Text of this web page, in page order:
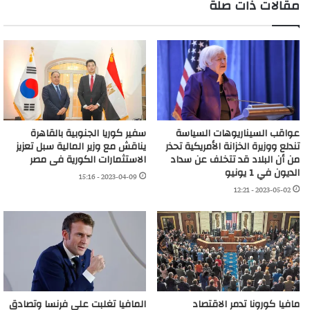
مقالات ذات صلة
عواقب السيناريوهات السياسة
تندلع ووزيرة الخزانة الأمريكية تحذر
من أن البلاد قد تتخلف عن سداد
الديون في 1 يونيو
2023-05-02 - 12:21
سفير كوريا الجنوبية بالقاهرة
يناقش مع وزير المالية سبل تعزيز
الاستثمارات الكورية فى مصر
2023-04-09 - 15:16
مافيا كورونا تدمر الاقتصاد المافيا تغلبت علي فرنسا وتصادق